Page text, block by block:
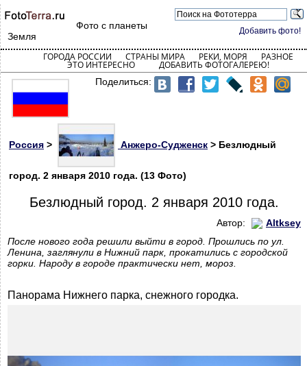
Добавить фото!
Фото с планеты
Земля
ГОРОДА РОССИИ СТРАНЫ МИРА РЕКИ, МОРЯ РАЗНОЕ
ЭТО ИНТЕРЕСНО ДОБАВИТЬ ФОТОГАЛЕРЕЮ!
Поделиться:
Россия > Анжеро-Судженск > Безлюдный
город. 2 января 2010 года. (13 Фото)
Безлюдный город. 2 января 2010 года.
Автор:
Altksey
После нового года решили выйти в город. Прошлись по ул.
Ленина, заглянули в Нижний парк, прокатились с городской
горки. Народу в городе практически нет, мороз.
Панорама Нижнего парка, снежного городка.